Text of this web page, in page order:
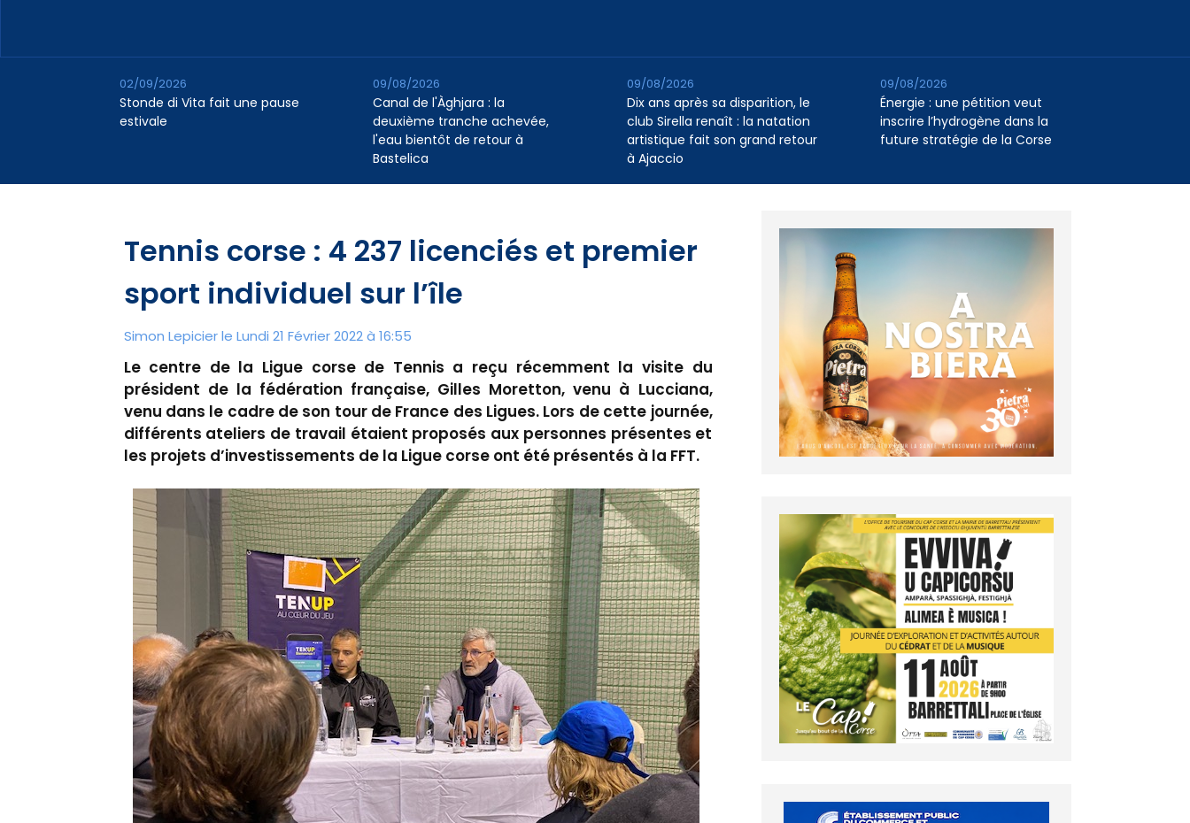
Stonde di Vita fait une pause
estivale
02/09/2026
Canal de l'Àghjara : la
deuxième tranche achevée,
l'eau bientôt de retour à
Bastelica
09/08/2026
Dix ans après sa disparition, le
club Sirella renaît : la natation
artistique fait son grand retour
à Ajaccio
09/08/2026
Énergie : une pétition veut
inscrire l’hydrogène dans la
future stratégie de la Corse
09/08/2026
Tennis corse : 4 237 licenciés et premier
sport individuel sur l’île
Simon Lepicier le Lundi 21 Février 2022 à 16:55
Le centre de la Ligue corse de Tennis a reçu récemment la visite du
président de la fédération française, Gilles Moretton, venu à Lucciana,
venu dans le cadre de son tour de France des Ligues. Lors de cette journée,
différents ateliers de travail étaient proposés aux personnes présentes et
les projets d’investissements de la Ligue corse ont été présentés à la FFT.